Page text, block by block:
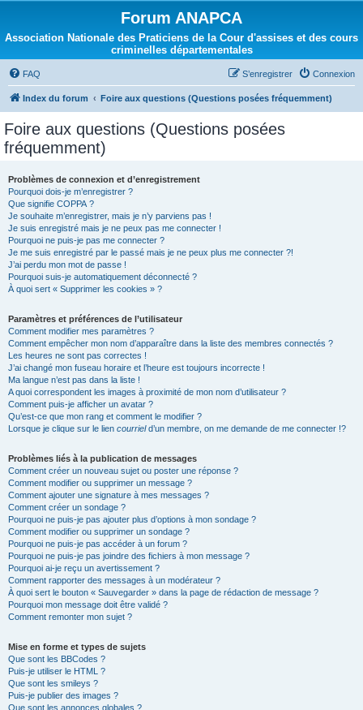
Forum ANAPCA
Association Nationale des Praticiens de la Cour d'assises et des cours
criminelles départementales
FAQ Connexion
S’enregistrer
Index du forum Foire aux questions (Questions posées fréquemment)
Foire aux questions (Questions posées
fréquemment)
Problèmes de connexion et d’enregistrement
Pourquoi dois-je m’enregistrer ?
Que signifie COPPA ?
Je souhaite m’enregistrer, mais je n’y parviens pas !
Je suis enregistré mais je ne peux pas me connecter !
Pourquoi ne puis-je pas me connecter ?
Je me suis enregistré par le passé mais je ne peux plus me connecter ?!
J’ai perdu mon mot de passe !
Pourquoi suis-je automatiquement déconnecté ?
À quoi sert « Supprimer les cookies » ?
Paramètres et préférences de l’utilisateur
Comment modifier mes paramètres ?
Comment empêcher mon nom d’apparaître dans la liste des membres connectés ?
Les heures ne sont pas correctes !
J’ai changé mon fuseau horaire et l’heure est toujours incorrecte !
Ma langue n’est pas dans la liste !
A quoi correspondent les images à proximité de mon nom d’utilisateur ?
Comment puis-je afficher un avatar ?
Qu’est-ce que mon rang et comment le modifier ?
Lorsque je clique sur le lien courrield’un membre, on me demande de me connecter !?
Problèmes liés à la publication de messages
Comment créer un nouveau sujet ou poster une réponse ?
Comment modifier ou supprimer un message ?
Comment ajouter une signature à mes messages ?
Comment créer un sondage ?
Pourquoi ne puis-je pas ajouter plus d’options à mon sondage ?
Comment modifier ou supprimer un sondage ?
Pourquoi ne puis-je pas accéder à un forum ?
Pourquoi ne puis-je pas joindre des fichiers à mon message ?
Pourquoi ai-je reçu un avertissement ?
Comment rapporter des messages à un modérateur ?
À quoi sert le bouton « Sauvegarder » dans la page de rédaction de message ?
Pourquoi mon message doit être validé ?
Comment remonter mon sujet ?
Mise en forme et types de sujets
Que sont les BBCodes ?
Puis-je utiliser le HTML ?
Que sont les smileys ?
Puis-je publier des images ?
Que sont les annonces globales ?